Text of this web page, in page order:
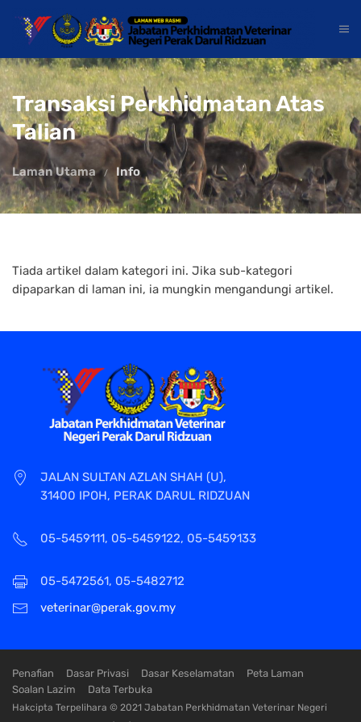
Transaksi Perkhidmatan Atas
Talian
Laman Utama Info
Tiada artikel dalam kategori ini. Jika sub-kategori
dipaparkan di laman ini, ia mungkin mengandungi artikel.
JALAN SULTAN AZLAN SHAH (U),
31400 IPOH, PERAK DARUL RIDZUAN
05-5459111, 05-5459122, 05-5459133
05-5472561, 05-5482712
veterinar@perak.gov.my
Penafian Dasar Privasi Dasar Keselamatan
Peta Laman
Soalan Lazim
Data Terbuka
Hakcipta Terpelihara © 2021 Jabatan Perkhidmatan Veterinar Negeri